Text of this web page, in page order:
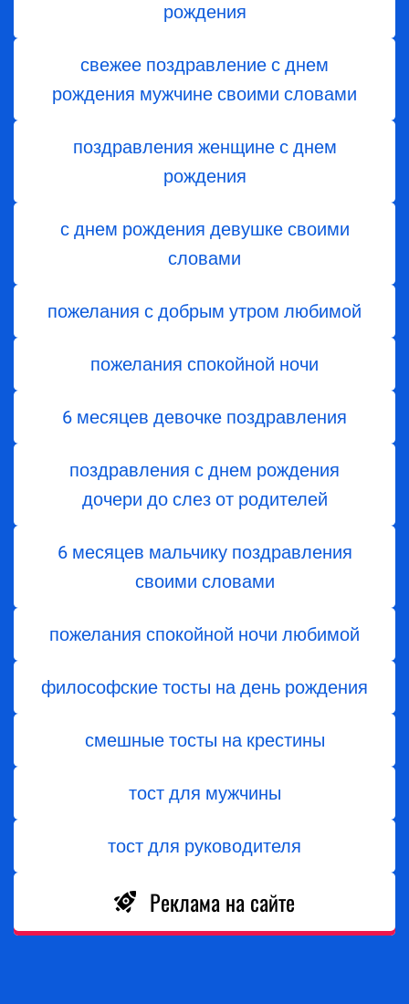
рождения
свежее поздравление с днем
рождения мужчине своими словами
поздравления женщине с днем
рождения
с днем рождения девушке своими
словами
пожелания с добрым утром любимой
пожелания спокойной ночи
6 месяцев девочке поздравления
поздравления с днем ​​рождения
дочери до слез от родителей
6 месяцев мальчику поздравления
своими словами
пожелания спокойной ночи любимой
философские тосты на день рождения
смешные тосты на крестины
тост для мужчины
тост для руководителя
Реклама на сайте